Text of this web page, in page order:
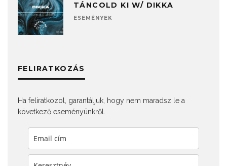
TÁNCOLD KI W/ DIKKA
ESEMÉNYEK
FELIRATKOZÁS
Ha feliratkozol, garantáljuk, hogy nem maradsz le a
következő eseményünkről.